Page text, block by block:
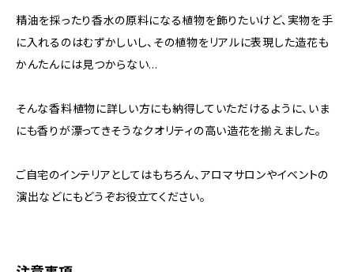
精油を採ったり香水の原料になる植物を飾りたいけど、実物を手
に入れるのはむずかしいし、その植物をリアルに表現した造花も
かんたんには見つからない...
そんな香料植物に詳しい方にも納得していただけるように、いま
にも香りが漂ってきそうなクオリティの高い造花を揃えました。
ご自宅のインテリアとしてはもちろん、アロマサロンやイベントの
演出などにもどうぞお役立てください。